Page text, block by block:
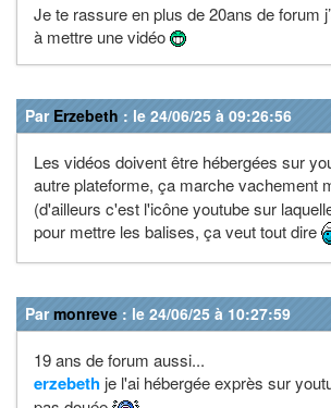
Je te rassure en plus de 20ans de forum
à mettre une vidéo
Par Erzebeth : le 24/06/25 à 09:26:56
Les vidéos doivent être hébergées sur
autre plateforme, ça marche vachement
(d'ailleurs c'est l'icône youtube sur
pour mettre les balises, ça veut tout dire
Parmonreve : le 24/06/25 à 10:27:59
19 ans de forum aussi...
erzebeth je l'ai hébergée exprès sur